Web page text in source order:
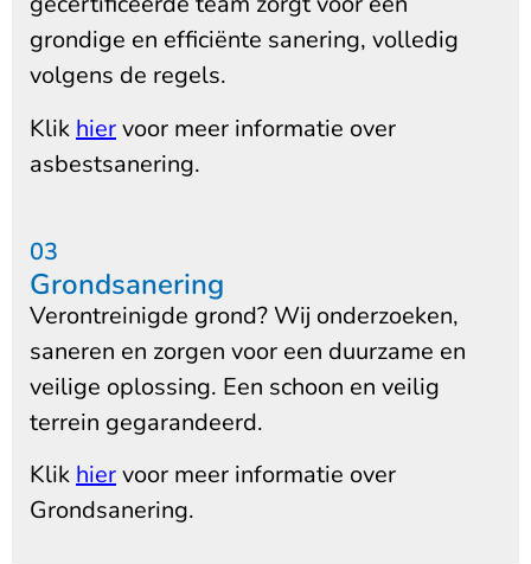
grondige en efficiënte sanering, volledig
volgens de regels.
Klik hiervoor meer informatie over
asbestsanering.
03
Grondsanering
Verontreinigde grond? Wij onderzoeken,
saneren en zorgen voor een duurzame en
veilige oplossing. Een schoon en veilig
terrein gegarandeerd.
Klik hiervoor meer informatie over
Grondsanering.